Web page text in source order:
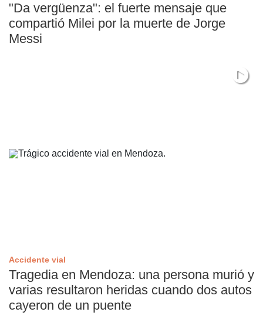
"Da vergüenza": el fuerte mensaje que
compartió Milei por la muerte de Jorge
Messi
Accidente vial
Tragedia en Mendoza: una persona murió y
varias resultaron heridas cuando dos autos
cayeron de un puente